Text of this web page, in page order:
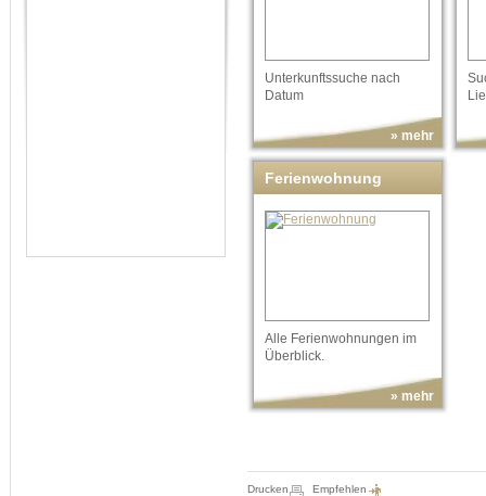
Unterkunftssuche nach
Datum
» mehr
Ferienwohnung
Alle Ferienwohnungen im
Überblick.
» mehr
Drucken Empfehlen